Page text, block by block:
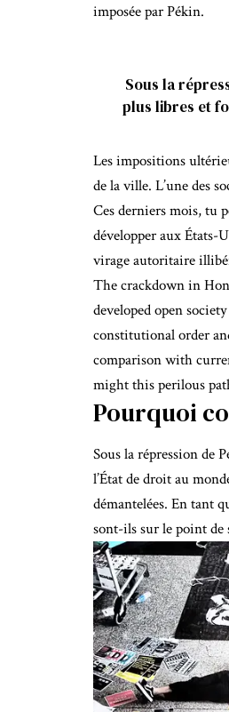
imposée par Pékin.
Sous la
plus libres et
Les impositions
de la ville. L’une des
Ces derniers mois, tu
développer aux États-
virage autoritaire
The crackdown in
developed open
constitutional order
comparison with
might this perilous
Pourquoi
Sous la répression de
l’État de droit au
démantelées. En tant
sont-ils sur le point de